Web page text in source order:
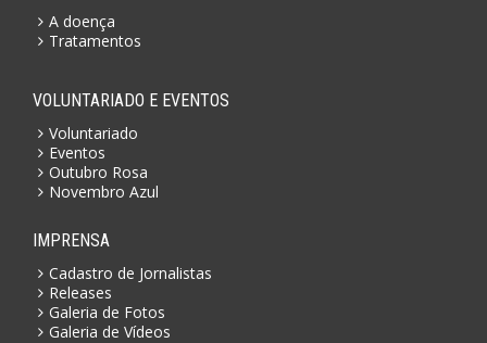
A doença
Tratamentos
VOLUNTARIADO E EVENTOS
Voluntariado
Eventos
Outubro Rosa
Novembro Azul
IMPRENSA
Cadastro de Jornalistas
Releases
Galeria de Fotos
Galeria de Vídeos